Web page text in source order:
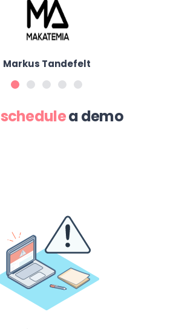
Markus Tandefelt
schedulea demo